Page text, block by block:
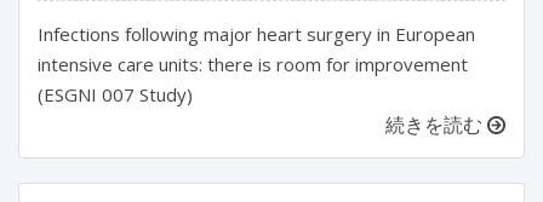
Infections following major heart surgery in European
intensive care units: there is room for improvement
(ESGNI 007 Study)
続きを読む